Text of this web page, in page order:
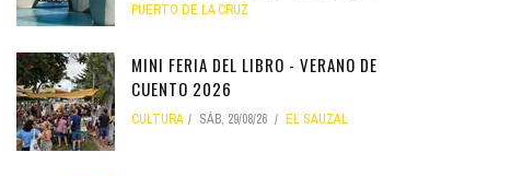
PUERTO DE LA CRUZ
MINI FERIA DEL LIBRO - VERANO DE
CUENTO 2026
CULTURA SÁB, 29/08/26 EL SAUZAL